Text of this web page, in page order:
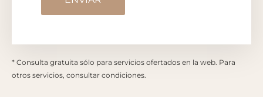
* Consulta gratuita sólo para servicios ofertados en la web. Para
otros servicios, consultar condiciones.